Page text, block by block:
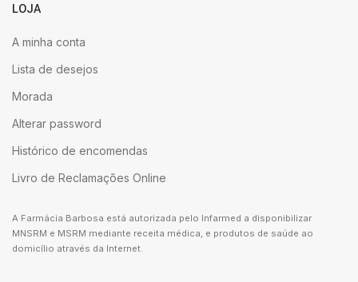
LOJA
A minha conta
Lista de desejos
Morada
Alterar password
Histórico de encomendas
Livro de Reclamações Online
A Farmácia Barbosa está autorizada pelo Infarmed a disponibilizar
MNSRM e MSRM mediante receita médica, e produtos de saúde ao
domicílio através da Internet.